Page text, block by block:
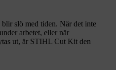
blir slö med tiden. När det inte
arbetet, eller när
ut, är STIHL Cut Kit den